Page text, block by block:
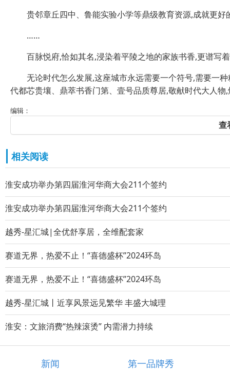
贵邻章丘四中、鲁能实验小学等鼎级教育资源,成就更好
……
百脉悦府,恰如其名,浸染着平陵之地的家族书香,更谱写
无论时代怎么发展,这座城市永远需要一个符号,需要一
代都芯贵壤、鼎萃书香门第、壹号品质尊居,敬献时代大人物
编辑：
查
相关阅读
淮安成功举办第四届淮河华商大会211个签约
淮安成功举办第四届淮河华商大会211个签约
越秀-星汇城|全优舒享居，全维配套家
赛道无界，热爱不止！“喜德盛杯”2024环岛
赛道无界，热爱不止！“喜德盛杯”2024环岛
越秀-星汇城丨近享风景远见繁华 丰盛大城理
淮安：文旅消费“热辣滚烫” 内需潜力持续
新闻 第一品牌秀